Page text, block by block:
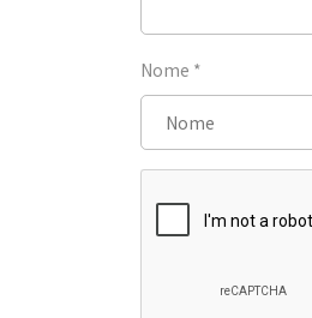
Nome *